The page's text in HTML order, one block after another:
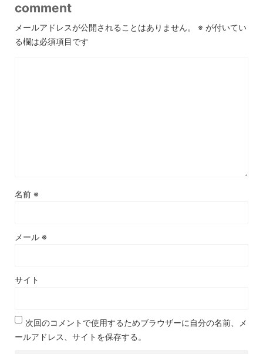
comment
メールアドレスが公開されることはありません。 ※ が付いてい
る欄は必須項目です
名前 ※
メール ※
サイト
次回のコメントで使用するためブラウザーに自分の名前、メ
ールアドレス、サイトを保存する。